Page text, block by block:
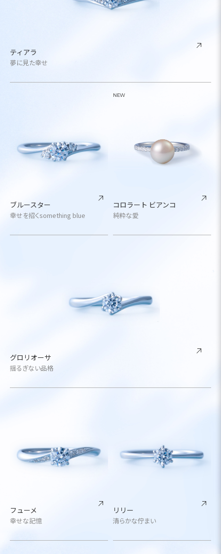
ティアラ
夢に見た幸せ
ブルースター
幸せを招くsomething blue
コロラート ビアンコ
純粋な愛
NEW
グロリオーサ
揺るぎない品格
フューメ
幸せな記憶
リリー
清らかな佇まい